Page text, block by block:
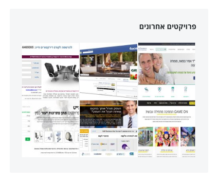
פרויקטים אחרונים